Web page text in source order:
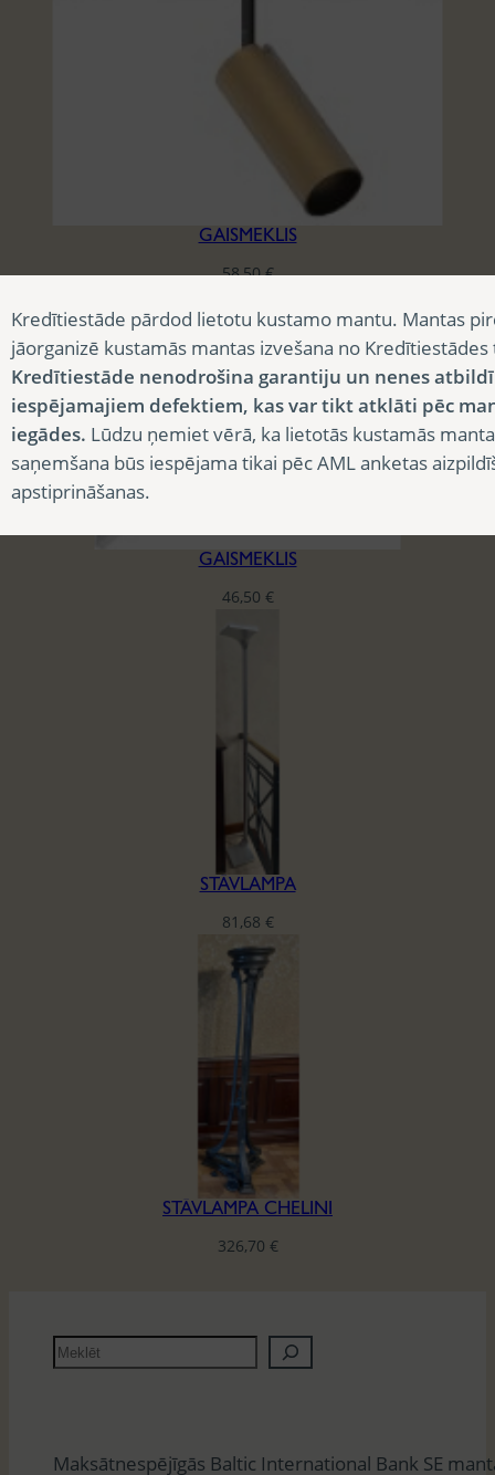
GAISMEKLIS
58,50€
GAISMEKLIS
46,50 €
STĀVLAMPA
81,68 €
STĀVLAMPA CHELINI
326,70 €
M
e
ē
Maksātnespējīgās Baltic International Bank SE
Kredītiestāde pārdod lietotu kustamo mantu. Mantas
jāorganizē kustamās mantas izvešana no
Kredītiestāde nenodrošina garantiju un nenes
iespējamajiem defektiem, kas var tikt atklāti pēc
iegādes. Lūdzu ņemiet vērā, ka lietotās kustamās
saņemšana būs iespējama tikai pēc AML anketas
apstiprināšanas.